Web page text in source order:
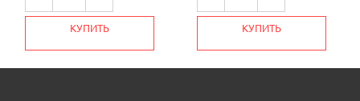
КУПИТЬ КУПИТЬ